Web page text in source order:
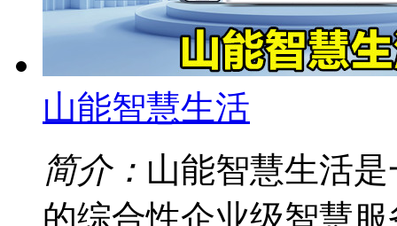
山能智慧生活
简介： 山能智慧生活
的综合性企业级智慧